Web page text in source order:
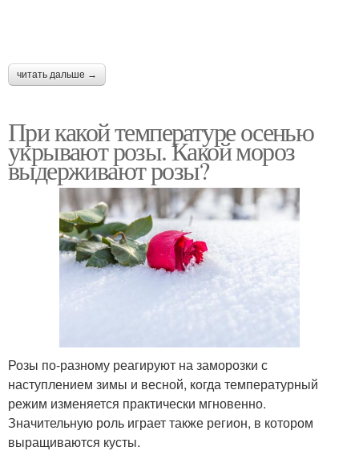
читать дальше →
При какой температуре осенью
укрывают розы. Какой мороз
выдерживают розы?
Розы по-разному реагируют на заморозки с
наступлением зимы и весной, когда температурный
режим изменяется практически мгновенно.
Значительную роль играет также регион, в котором
выращиваются кусты.